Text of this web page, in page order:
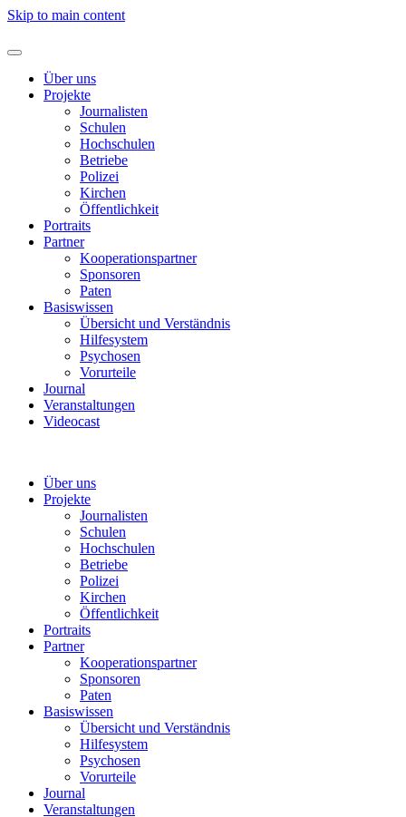
Skip to main content
Über uns
Projekte
Journalisten
Schulen
Hochschulen
Betriebe
Polizei
Kirchen
Öffentlichkeit
Portraits
Partner
Kooperationspartner
Sponsoren
Paten
Basiswissen
Übersicht und Verständnis
Hilfesystem
Psychosen
Vorurteile
Journal
Veranstaltungen
Videocast
Über uns
Projekte
Journalisten
Schulen
Hochschulen
Betriebe
Polizei
Kirchen
Öffentlichkeit
Portraits
Partner
Kooperationspartner
Sponsoren
Paten
Basiswissen
Übersicht und Verständnis
Hilfesystem
Psychosen
Vorurteile
Journal
Veranstaltungen